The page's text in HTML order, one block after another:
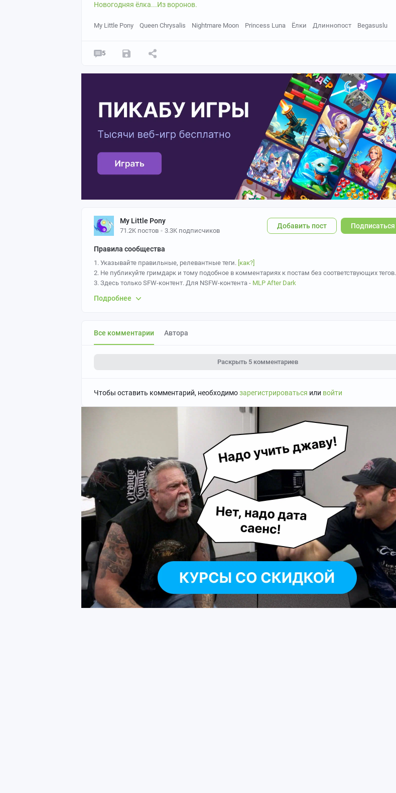
Новогодняя ёлка...Из воронов.
My Little Pony Queen Chrysalis Nightmare Moon Princess Luna Ёлки Длиннопост Begasuslu
5
My Little Pony
71.2K постов 3.3K подписчиков
Подписаться
Добавить пост
Правила сообщества
1. Указывайте правильные, релевантные теги. [как?]
2. Не публикуйте гримдарк и тому подобное в комментариях к постам без соответствующих тегов.
3. Здесь только SFW-контент. Для NSFW-контента - MLP After Dark
5. В случае спама\нарушений аккаунтами-однодневками может быть введен небольшой
Подробнее
Все комментарии Автора
Раскрыть 5 комментариев
Чтобы оставить комментарий, необходимозарегистрироваться или войти